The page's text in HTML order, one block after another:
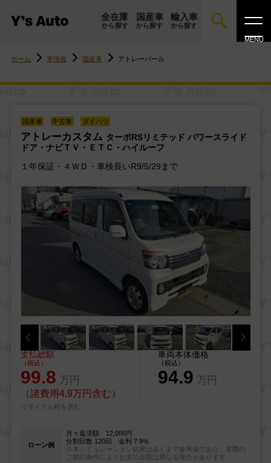
へ
全在庫
から探す
国産車
から探す
輸入車
から探す
MENU
ホーム 車情報 国産車 アトレーパール
国産車 中古車 ダイハツ
アトレーカスタム ターボRSリミテッドパワースライド
ドア・ナビＴＶ・ＥＴＣ・ハイルーフ
１年保証・４ＷＤ・車検長いR9/5/29まで
支払総額
（税込）
99.8 万円
（諸費用4.9万円含む）
車両本体価格
（税込）
94.9 万円
リサイクル料を含む
ローン例
月々返済額 12,056円
分割回数 120回 金利 7.9%
※本シミュレーション結果はあくまで参考値であり、実際の
ご契約条件によりお支払金額は異なる場合があります。